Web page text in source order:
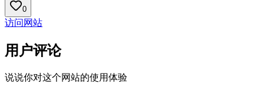
0
访问网站
用户评论
说说你对这个网站的使用体验